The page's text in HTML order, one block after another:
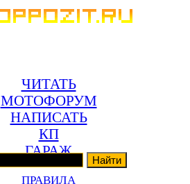
ЧИТАТЬ
МОТОФОРУМ
НАПИСАТЬ
КП
ГАРАЖ
ПРАВИЛА